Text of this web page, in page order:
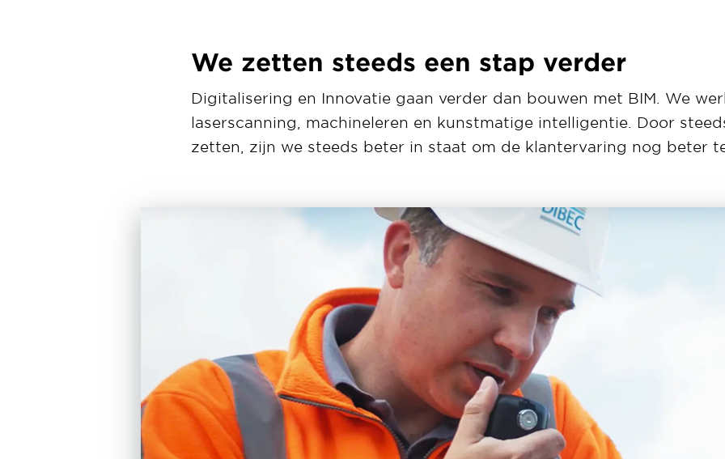
We zetten steeds een stap verder
Digitalisering en Innovatie gaan verder dan bouwen met BIM. We
laserscanning, machineleren en kunstmatige intelligentie. Door
zetten, zijn we steeds beter in staat om de klantervaring nog beter